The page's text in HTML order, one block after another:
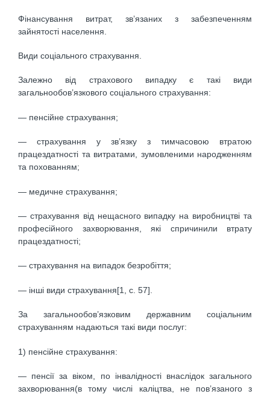
Фінансування витрат, зв’язаних з забезпеченням
зайнятості населення.
Види соціального страхування.
Залежно від страхового випадку є такі види
загальнообов’язкового соціального страхування:
— пенсійне страхування;
— страхування у зв’язку з тимчасовою втратою
працездатності та витратами, зумовленими народженням
та похованням;
— медичне страхування;
— страхування від нещасного випадку на виробництві та
професійного захворювання, які спричинили втрату
працездатності;
— страхування на випадок безробіття;
— інші види страхування[1, с. 57].
За загальнообов’язковим державним соціальним
страхуванням надаються такі види послуг:
1) пенсійне страхування:
— пенсії за віком, по інвалідності внаслідок загального
захворювання(в тому числі каліцтва, не пов’язаного з